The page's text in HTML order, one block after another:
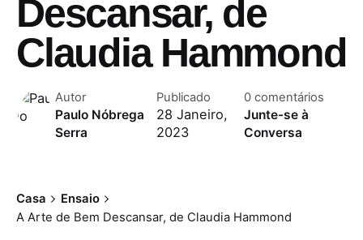
Descansar, de
Claudia Hammond
Autor
Paulo Nóbrega
Serra
Publicado
28 Janeiro,
2023
0 comentários
Junte-se à
Conversa
Casa
Ensaio
A Arte de Bem Descansar, de Claudia Hammond